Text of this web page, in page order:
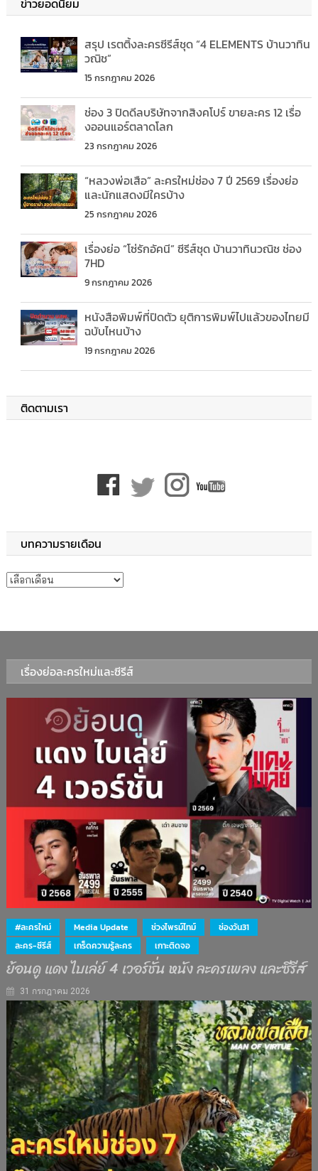
ข่าวยอดนิยม
สรุป เรตติ้งละครซีรีส์ชุด “4 ELEMENTS บ้านวาทิน
วณิช”
15 กรกฎาคม 2026
ช่อง 3 ปิดดีลบริษัทจากสิงคโปร์ ขายละคร 12 เรื่อ
งออนแอร์ตลาดโลก
23 กรกฎาคม 2026
“หลวงพ่อเสือ” ละครใหม่ช่อง 7 ปี 2569 เรื่องย่อ
และนักแสดงมีใครบ้าง
25 กรกฎาคม 2026
เรื่องย่อ “โซ่รักอัคนี” ซีรีส์ชุด บ้านวาทินวณิช ช่อง
7HD
9 กรกฎาคม 2026
หนังสือพิมพ์ที่ปิดตัว ยุติการพิมพ์ไปแล้วของไทยมี
ฉบับไหนบ้าง
19 กรกฎาคม 2026
ติดตามเรา
บทความรายเดือน
บทความรายเดือน
เรื่องย่อละครใหม่และซีรีส์
#ละครใหม่ Media Update ช่วงไพรม์ไทม์
ช่องวัน31
ละคร-ซีรีส์
เกร็ดความรู้ละคร เกาะติดจอ
ย้อนดู แดง ไบเล่ย์ 4 เวอร์ชั่น หนัง ละครเพลง และซีรีส์
31 กรกฎาคม 2026